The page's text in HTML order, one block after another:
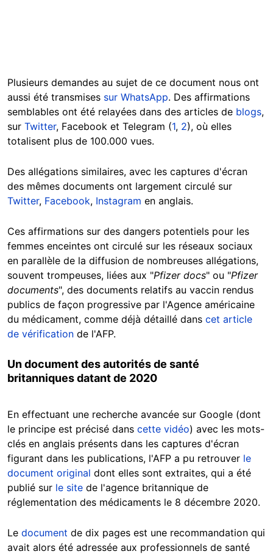
Plusieurs demandes au sujet de ce document nous ont
aussi été transmises sur WhatsApp. Des affirmations
semblables ont été relayées dans des articles de blogs,
sur Twitter, Facebook et Telegram (1, 2), où elles
totalisent plus de 100.000 vues.
Des allégations similaires, avec les captures d'écran
des mêmes documents ont largement circulé sur
Twitter, Facebook, Instagram en anglais.
Ces affirmations sur des dangers potentiels pour les
femmes enceintes ont circulé sur les réseaux sociaux
en parallèle de la diffusion de nombreuses allégations,
souvent trompeuses, liées aux "Pfizer docs" ou "Pfizer
documents", des documents relatifs au vaccin rendus
publics de façon progressive par l'Agence américaine
du médicament, comme déjà détaillé dans cet article
de vérification de l'AFP.
Un document des autorités de santé
britanniques datant de 2020
En effectuant une recherche avancée sur Google (dont
le principe est précisé dans cette vidéo) avec les mots-
clés en anglais présents dans les captures d'écran
figurant dans les publications, l'AFP a pu retrouver le
document original dont elles sont extraites, qui a été
publié sur le site de l'agence britannique de
réglementation des médicaments le 8 décembre 2020.
Le document de dix pages est une recommandation qui
avait alors été adressée aux professionnels de santé